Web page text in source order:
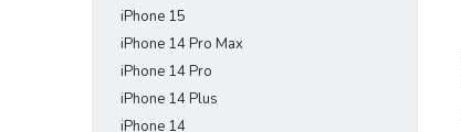
iPhone 15
iPhone 14 Pro Max
iPhone 14 Pro
iPhone 14 Plus
iPhone 14